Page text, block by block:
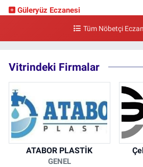
Güleryüz Eczanesi
kalaycıbahçe Meydana DoğruTüm Nöbetçi
Vitrindeki Firmalar
ATABOR PLASTİK
GENEL